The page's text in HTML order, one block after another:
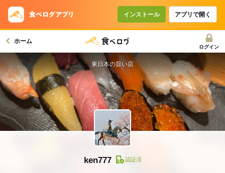
インストール アプリで開く
ホーム
ログイン
ken777 認証済
東日本の旨い店